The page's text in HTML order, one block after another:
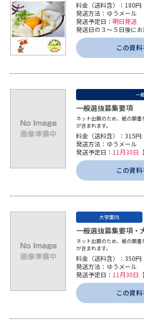
受験準備
志望校・出願校を調べる
受験
先輩が入学を決めた理由
学問発見
大学で学びたい学問発見
学問のミニ講義「夢ナビ講義」 学問分
学問の教科書 夢ナビ
ユーザーサポー
料金（送料含）：180円
発送方法：ゆうメール
発送予定日： 明日発送
発送日の３～５日後に
この資
一
一般選抜募集要項
ネット出願のため、紙の願
が含まれます。
料金（送料含）：315円
発送方法：ゆうメール
発送予定日： 11月30日
この資
大学案内
一般選抜募集要項・
ネット出願のため、紙の願
が含まれます。
料金（送料含）：350円
発送方法：ゆうメール
発送予定日： 11月30日
この資